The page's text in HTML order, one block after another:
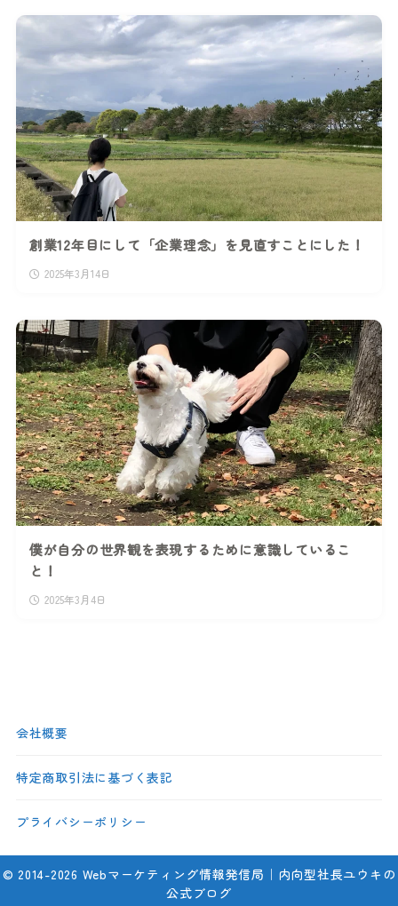
創業12年目にして「企業理念」を見直すことにした！
2025年3月14日
僕が自分の世界観を表現するために意識しているこ
と！
2025年3月4日
会社概要
特定商取引法に基づく表記
プライバシーポリシー
© 2014-2026 Webマーケティング情報発信局｜内向型社長ユウキの
公式ブログ